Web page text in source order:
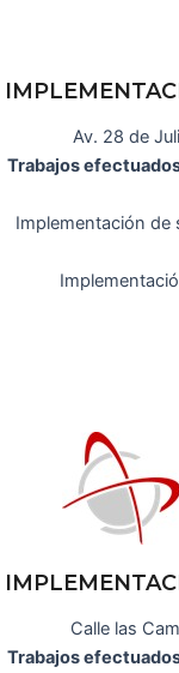
Av. 28 de
Trabajos
Implementación de
Calle las
Trabajos